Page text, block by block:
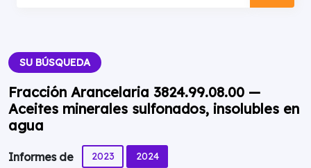
SU BÚSQUEDA
Fracción Arancelaria 3824.99.08.00 —
Aceites minerales sulfonados, insolubles en
agua
Informes de 2023 2024